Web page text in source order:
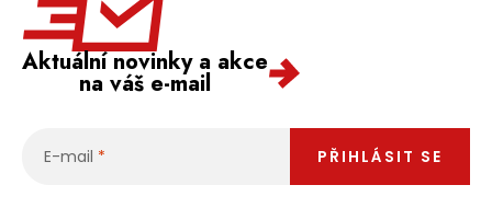
Aktuální novinky a akce
na váš e-mail
E-mail PŘIHLÁSIT SE